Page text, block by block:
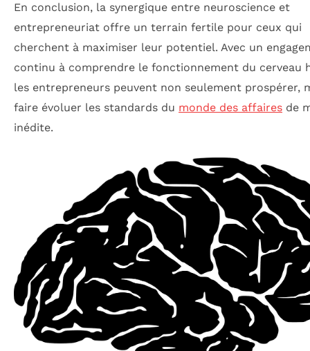
En conclusion, la synergique entre neuroscience et
entrepreneuriat offre un terrain fertile pour ceux qui
cherchent à maximiser leur potentiel. Avec un
continu à comprendre le fonctionnement du cerveau
les entrepreneurs peuvent non seulement prospérer,
faire évoluer les standards du monde des affaires de
inédite.